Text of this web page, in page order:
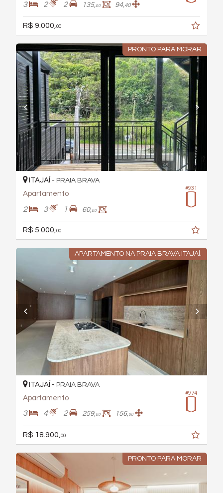
3 2 2 135,00 94,40
R$ 9.000, 00
PRONTO PARA MORAR
#931
ITAJAÍ - PRAIA BRAVA
Apartamento
2 3 1 60,00
R$ 5.000, 00
APARTAMENTO NA PRAIA BRAVA ITAJAÍ.
#974
ITAJAÍ - PRAIA BRAVA
Apartamento
3 4 2 259,00 156,00
R$ 18.900, 00
PRONTO PARA MORAR